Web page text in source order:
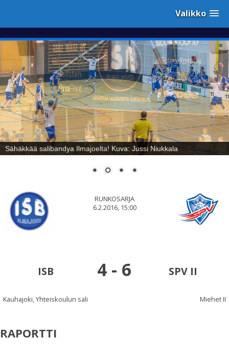
Valikko
Sähäkkää salibandya Ilmajoelta! Kuva: Jussi Niukkala
RUNKOSARJA
6.2.2016, 15:00
ISB 4 - 6 SPV II
Kauhajoki, Yhteiskoulun sali Miehet II
RAPORTTI